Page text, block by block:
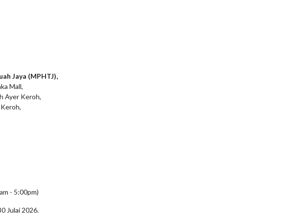
Jaya (MPHTJ),
Mall,
Ayer Keroh,
- 5:00pm)
Julai 2026.